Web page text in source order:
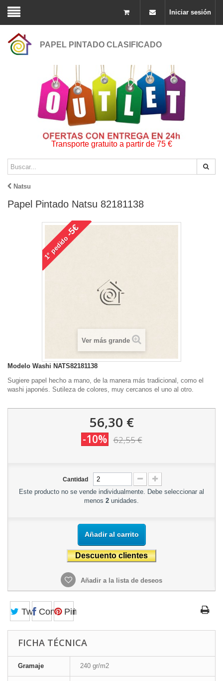
Iniciar sesión
PAPEL PINTADO CLASIFICADO
Transporte gratuito a partir de 75 €
Natsu
Papel Pintado Natsu 82181138
1°
pedido
-5€
Ver más grande
Modelo Washi NATS82181138
Sugiere papel hecho a mano, de la manera más tradicional, como el
washi japonés. Sutileza de colores, muy cercanos el uno al otro.
56,30 €
-10% 62,55 €
Cantidad
Este producto no se vende individualmente. Debe seleccionar al
menos 2 unidades.
Añadir al carrito
Añadir a la lista de deseos
TweetCompartirPinterest
FICHA TÉCNICA
Gramaje 240 gr/m2